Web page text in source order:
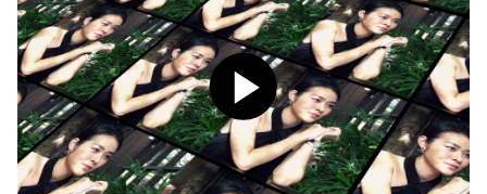
TIỆN ÍCH
LIÊN HỆ QUẢNG CÁO
Hotline: 0981.119.189
Điện thoại: 024.38254756